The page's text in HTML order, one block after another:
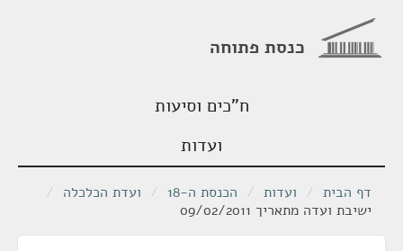
כנסת פתוחה
ח"כים וסיעות
ועדות
דף הבית / ועדות / הכנסת ה-18 / ועדת הכלכלה /
ישיבת ועדה מתאריך 09/02/2011